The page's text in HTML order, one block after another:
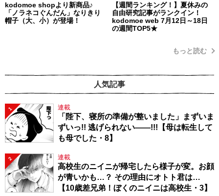
kodomoe shopより新商品♪
「ノラネコぐんだん」なりきり
帽子（大、小）が登場！
【週間ランキング！】夏休みの
自由研究記事がランクイン！
kodomoe web 7月12日～18日
の週間TOP5★
もっと読む
人気記事
1 連載
「陛下、寝所の準備が整いました」まずいま
ずいっ!! 逃げられない――!!!【母は転生して
も母でした・8】
2 連載
高校生のニイニが帰宅したら様子が変。お顔
が青いかも…？ その理由にオトト君は…
【10歳差兄弟！ぼくのニイニは高校生・3】